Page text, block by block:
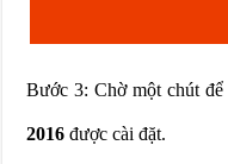
Bước 3: Chờ một chút để
2016 được cài đặt.